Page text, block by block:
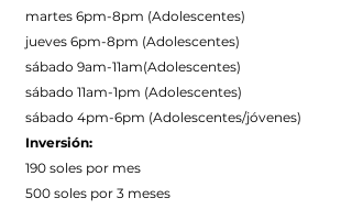
martes 6pm-8pm (Adolescentes)
jueves 6pm-8pm (Adolescentes)
sábado 9am-11am(Adolescentes)
sábado 11am-1pm (Adolescentes)
sábado 4pm-6pm (Adolescentes/jóvenes)
Inversión:
190 soles por mes
500 soles por 3 meses